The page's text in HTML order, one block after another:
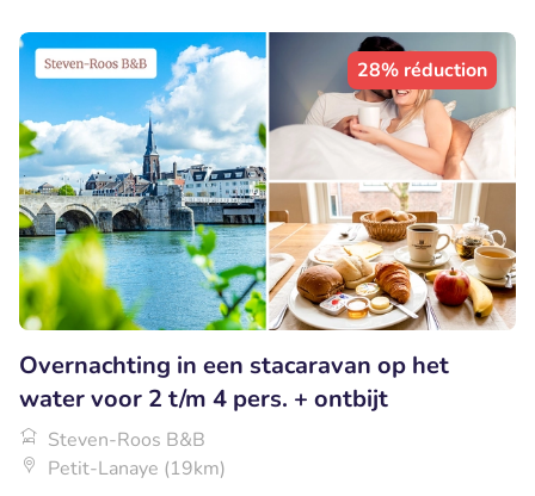
28% réduction
Overnachting in een stacaravan op het
water voor 2 t/m 4 pers. + ontbijt
Steven-Roos B&B
Petit-Lanaye (19km)